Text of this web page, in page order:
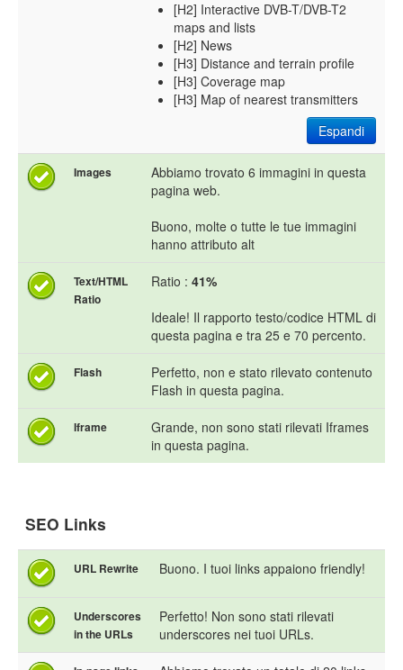
[H2] Interactive DVB-T/DVB-T2
maps and lists
[H2] News
[H3] Distance and terrain profile
[H3] Coverage map
[H3] Map of nearest transmitters
Espandi
Images
Abbiamo trovato 6 immagini in questa
pagina web.
Buono, molte o tutte le tue immagini
hanno attributo alt
Text/HTML
Ratio
Ratio : 41%
Ideale! Il rapporto testo/codice HTML di
questa pagina e tra 25 e 70 percento.
Flash
Perfetto, non e stato rilevato contenuto
Flash in questa pagina.
Iframe
Grande, non sono stati rilevati Iframes
in questa pagina.
SEO Links
URL Rewrite Buono. I tuoi links appaiono friendly!
Underscores
in the URLs
Perfetto! Non sono stati rilevati
underscores nei tuoi URLs.